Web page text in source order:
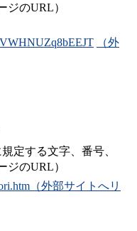
ジのURL）
（外
定する文字、番号、
ジのURL）
（外部サイトへリ